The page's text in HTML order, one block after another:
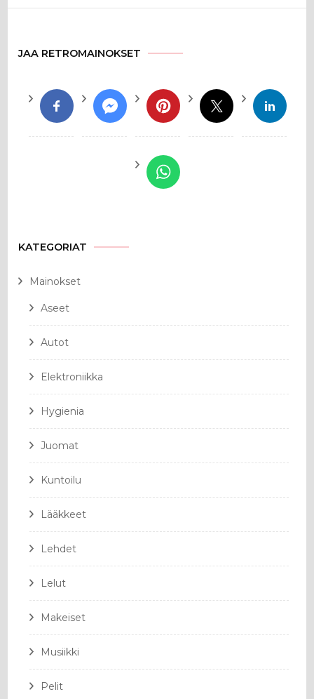
JAA RETROMAINOKSET
KATEGORIAT
Mainokset
Aseet
Autot
Elektroniikka
Hygienia
Juomat
Kuntoilu
Lääkkeet
Lehdet
Lelut
Makeiset
Musiikki
Pelit